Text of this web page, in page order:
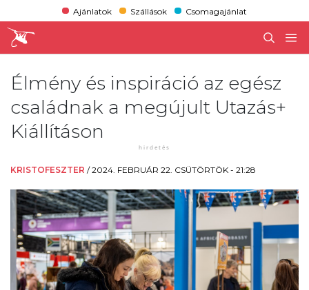
Ajánlatok Szállások Csomagajánlat
Élmény és inspiráció az egész
családnak a megújult Utazás+
Kiállításon
KRISTOFESZTER /2024. FEBRUÁR 22. CSÜTÖRTÖK - 21:28